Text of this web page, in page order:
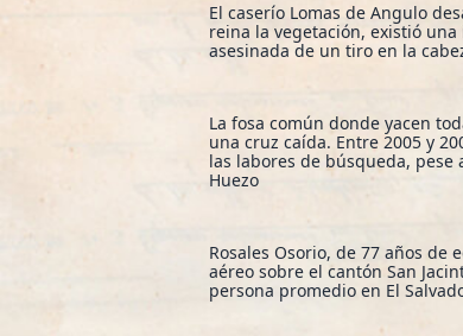
El caserío Lomas de Angulo
reina la vegetación, existió
asesinada de un tiro en la
La fosa común donde yacen
una cruz caída. Entre 2005 y
las labores de búsqueda,
Huezo
Rosales Osorio, de 77 años
aéreo sobre el cantón San
persona promedio en El